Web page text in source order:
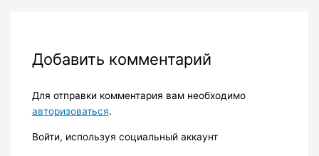
Добавить комментарий
Для отправки комментария вам необходимо
авторизоваться.
Войти, используя социальный аккаунт